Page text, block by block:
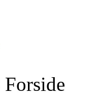
Forside